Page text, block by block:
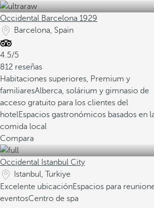
Occidental Barcelona 1929
Barcelona, Spain
4.5/5
812 reseñas
Habitaciones superiores, Premium y
familiaresAlberca, solárium y gimnasio de
acceso gratuito para los clientes del
hotelEspacios gastronómicos basados en
comida local
Compara
Occidental Istanbul City
Istanbul, Turkiye
Excelente ubicaciónEspacios para
eventosCentro de spa